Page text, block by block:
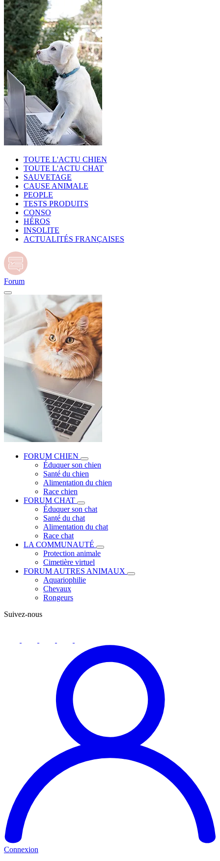
TOUTE L'ACTU CHIEN
TOUTE L'ACTU CHAT
SAUVETAGE
CAUSE ANIMALE
PEOPLE
TESTS PRODUITS
CONSO
HÉROS
INSOLITE
ACTUALITÉS FRANÇAISES
Forum
FORUM CHIEN
Éduquer son chien
Santé du chien
Alimentation du chien
Race chien
FORUM CHAT
Éduquer son chat
Santé du chat
Alimentation du chat
Race chat
LA COMMUNAUTÉ
Protection animale
Cimetière virtuel
FORUM AUTRES ANIMAUX
Aquariophilie
Chevaux
Rongeurs
Suivez-nous
Connexion